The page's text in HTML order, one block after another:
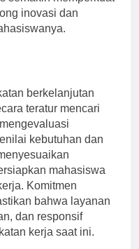
semakin memperkuat
inovasi dan
berkelanjutan
teratur mencari
kebutuhan dan
mahasiswa
Komitmen
bahwa layanan
dan responsif